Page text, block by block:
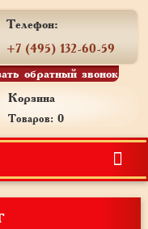
Телефон:
+7 (495) 132-60-59
обратный звонок
Корзина
Товаров: 0